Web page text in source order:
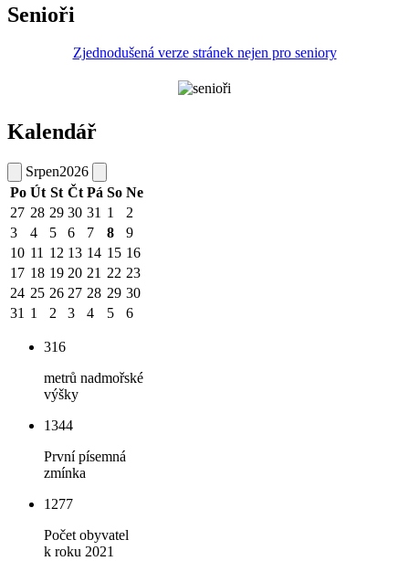
Senioři
Zjednodušená verze stránek nejen pro seniory
Kalendář
Srpen2026
Po Út St Čt Pá So Ne
27 28 29 30 31 1
2
3
4 5 6 7 8
9
10 11 12 13 14 15 16
17 18 19 20 21 22 23
24 25 26 27 28 29 30
31 1 2 3 4 5 6
316
metrů nadmořské
výšky
1344
První písemná
zmínka
1277
Počet obyvatel
k roku 2021